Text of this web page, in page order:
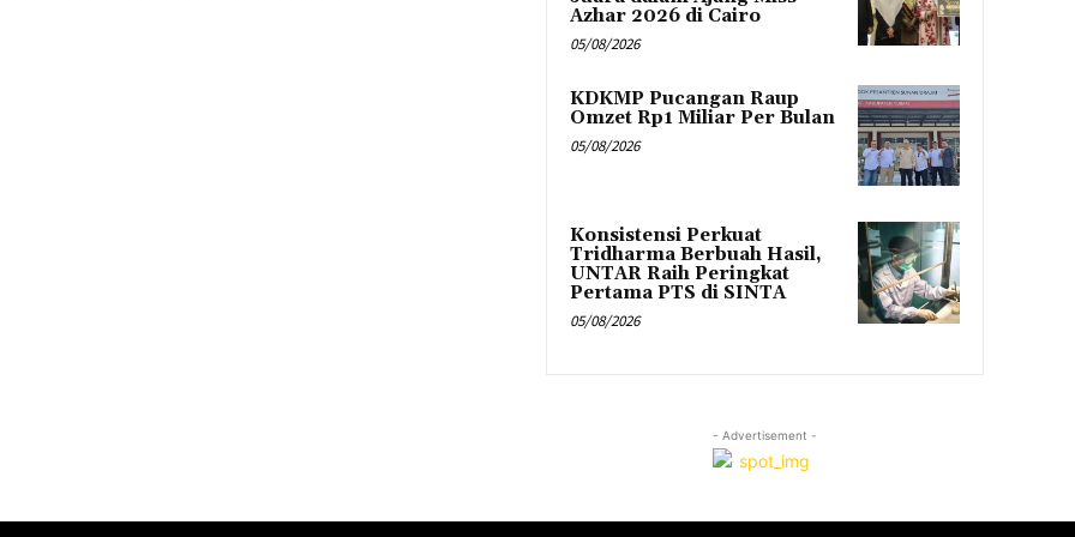
Azhar 2026 di Cairo
05/08/2026
KDKMP Pucangan Raup
Omzet Rp1 Miliar Per Bulan
05/08/2026
Konsistensi Perkuat
Tridharma Berbuah Hasil,
UNTAR Raih Peringkat
Pertama PTS di SINTA
05/08/2026
- Advertisement -